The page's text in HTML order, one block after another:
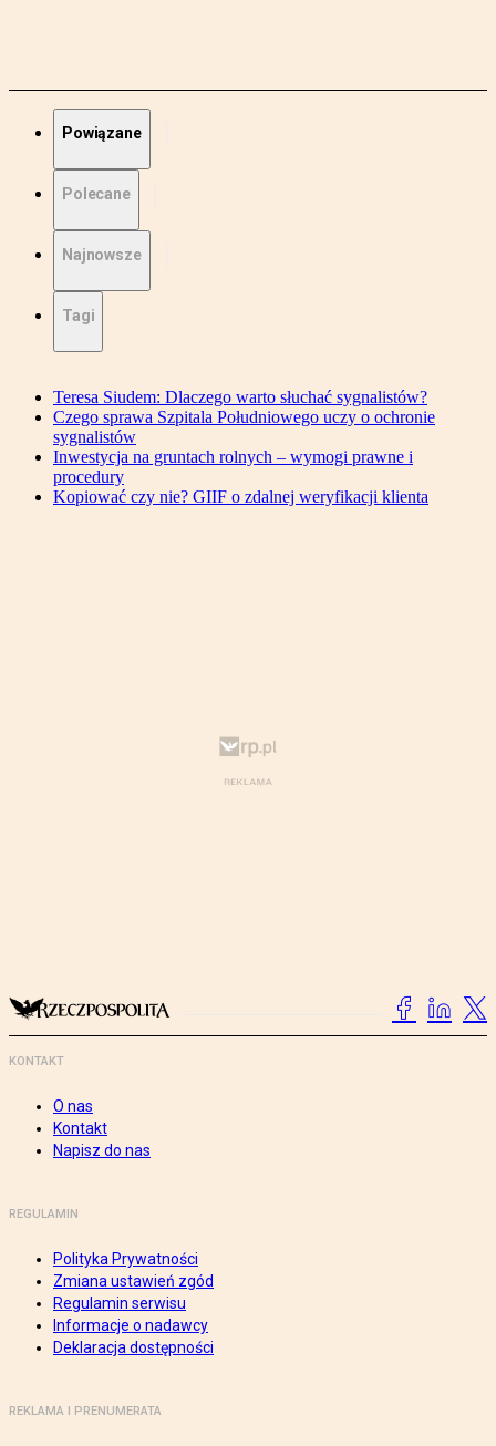
Powiązane
Polecane
Najnowsze
Tagi
Teresa Siudem: Dlaczego warto słuchać sygnalistów?
Czego sprawa Szpitala Południowego uczy o ochronie
sygnalistów
Inwestycja na gruntach rolnych – wymogi prawne i
procedury
Kopiować czy nie? GIIF o zdalnej weryfikacji klienta
KONTAKT
O nas
Kontakt
Napisz do nas
REGULAMIN
Polityka Prywatności
Zmiana ustawień zgód
Regulamin serwisu
Informacje o nadawcy
Deklaracja dostępności
REKLAMA I PRENUMERATA